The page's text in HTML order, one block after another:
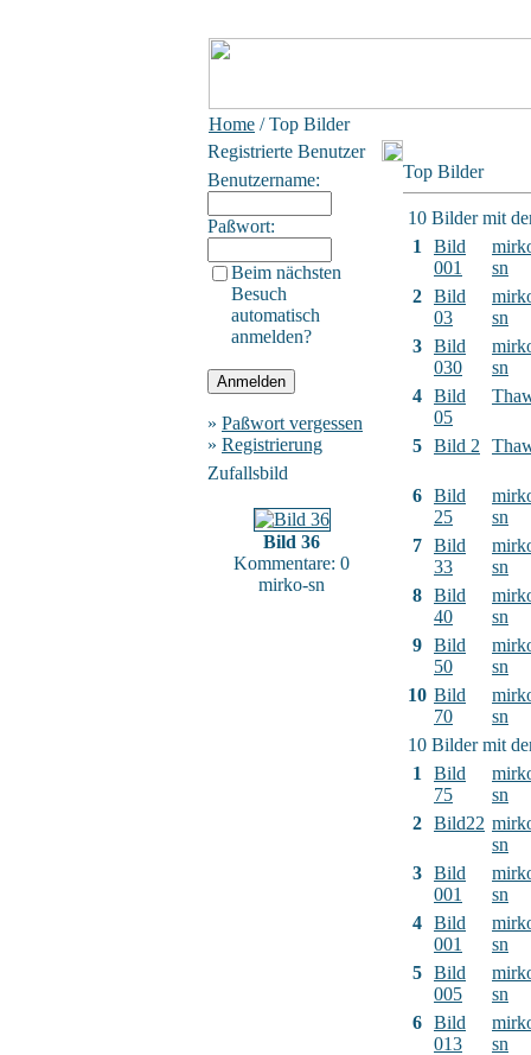
Home / Top Bilder
Registrierte Benutzer
Benutzername:
Paßwort:
Beim nächsten
Besuch
automatisch
anmelden?
» Paßwort vergessen
» Registrierung
Zufallsbild
Bild 36
Kommentare: 0
mirko-sn
Top Bilder
10 Bilder mit
1
Bild
001
sn
2 Bild
03
sn
3 Bild
030
sn
4 Bild
05
5 Bild 2
6 Bild
25
sn
7 Bild
33
sn
8 Bild
40
sn
9 Bild
50
sn
10 Bild
70
sn
10 Bilder mit
1
Bild
75
sn
2 Bild22
sn
3 Bild
001
sn
4 Bild
001
sn
5 Bild
005
sn
6 Bild
013
sn